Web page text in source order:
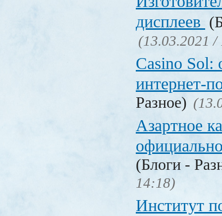
дисплеев
(13.03.2021 /
Casino Sol:
интернет-
Разное)
Азартное
(Блоги -
14:18)
Институт